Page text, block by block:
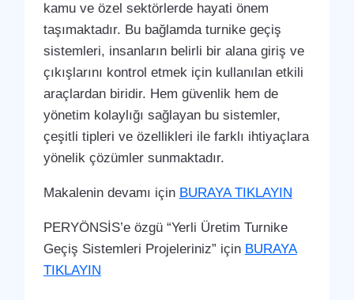
kamu ve özel sektörlerde hayati önem
taşımaktadır. Bu bağlamda turnike geçiş
sistemleri, insanların belirli bir alana giriş ve
çıkışlarını kontrol etmek için kullanılan etkili
araçlardan biridir. Hem güvenlik hem de
yönetim kolaylığı sağlayan bu sistemler,
çeşitli tipleri ve özellikleri ile farklı ihtiyaçlara
yönelik çözümler sunmaktadır.
Makalenin devamı için BURAYA TIKLAYIN
PERYÖNSİS’e özgü “Yerli Üretim Turnike
Geçiş Sistemleri Projeleriniz” için BURAYA
TIKLAYIN